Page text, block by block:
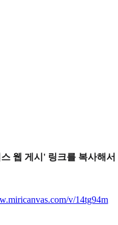
웹 게시' 링크를 복사해
v/14tg94m